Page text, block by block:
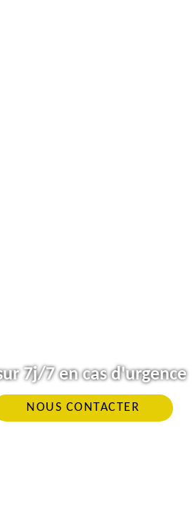
7j/7 en cas d'urgence
NOUS CONTACTER